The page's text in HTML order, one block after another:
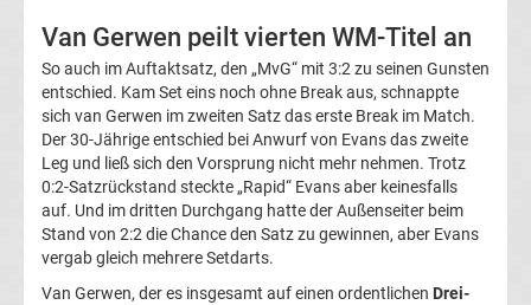
Pokal
Ergebnisse
Champions
League
Tabelle
Van Gerwen peilt vierten WM-Titel an
So auch im Auftaktsatz, den „MvG“ mit 3:2 zu seinen Gunsten
entschied. Kam Set eins noch ohne Break aus, schnappte
sich van Gerwen im zweiten Satz das erste Break im Match.
Der 30-Jährige entschied bei Anwurf von Evans das zweite
Leg und ließ sich den Vorsprung nicht mehr nehmen. Trotz
0:2-Satzrückstand steckte „Rapid“ Evans aber keinesfalls
auf. Und im dritten Durchgang hatte der Außenseiter beim
Stand von 2:2 die Chance den Satz zu gewinnen, aber Evans
vergab gleich mehrere Setdarts.
Van Gerwen, der es insgesamt auf einen ordentlichen Drei-